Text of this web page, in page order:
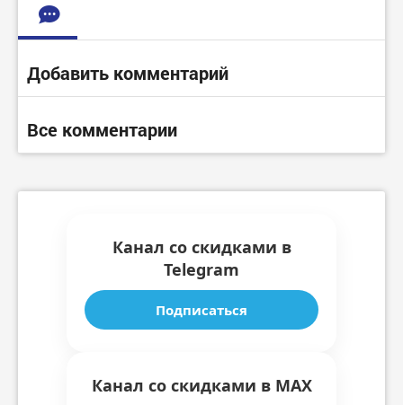
Добавить комментарий
Все комментарии
Канал со скидками в
Telegram
Подписаться
Канал со скидками в MAX